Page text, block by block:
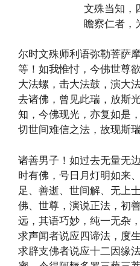
文殊当知，
瞻察仁者，
尔时文殊师利语弥勒菩萨
等！如我惟忖，今佛世尊
大法螺，击大法鼓，演大
去诸佛，曾见此瑞，放斯
知，今佛现光，亦复如是
切世间难信之法，故现斯瑞
诸善男子！如过去无量无
时有佛，号日月灯明如来
足、善逝、世间解、无上
佛、世尊，演说正法，初
远，其语巧妙，纯一无杂
求声闻者说应四谛法，度
求辟支佛者说应十二因缘